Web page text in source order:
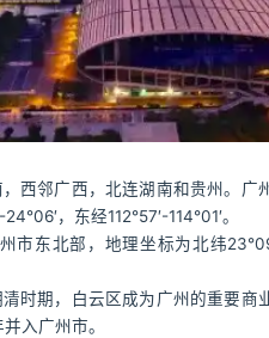
西邻广西，北连湖南和贵州。
，东经112°57′-114°01′。
东北部，地理坐标为北纬
时期，白云区成为广州的重要
入广州市。